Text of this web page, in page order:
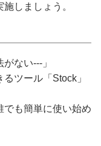
しましょう。
ない---」
ツール「Stock」
でも簡単に使い始め